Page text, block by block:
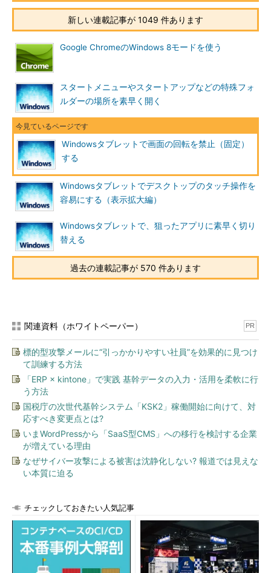
新しい連載記事が 1049 件あります
Google ChromeのWindows 8モードを使う
スタートメニューやスタートアップなどの特殊フォ
ルダーの場所を素早く開く
Windowsタブレットで画面の回転を禁止（固定）
する
Windowsタブレットでデスクトップのタッチ操作を
容易にする（表示拡大編）
Windowsタブレットで、狙ったアプリに素早く切り
替える
過去の連載記事が 570 件あります
関連資料（ホワイトペーパー） PR
標的型攻撃メールに“引っかかりやすい社員”を効果的に見つけ
て訓練する方法
「ERP × kintone」で実践 基幹データの入力・活用を柔軟に行
う方法
国税庁の次世代基幹システム「KSK2」稼働開始に向けて、対
応すべき変更点とは?
いまWordPressから「SaaS型CMS」への移行を検討する企業
が増えている理由
なぜサイバー攻撃による被害は沈静化しない? 報道では見えな
い本質に迫る
チェックしておきたい人気記事